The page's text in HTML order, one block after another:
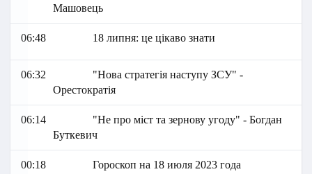
Машовець
06:48 18 липня: це цікаво знати
06:32
"Нова стратегія наступу ЗСУ" -
Орестократія
06:14
"Не про міст та зернову угоду" - Богдан
Буткевич
00:18 Гороскоп на 18 июля 2023 года